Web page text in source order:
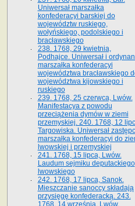
Uniwersał marszałka
konfederacyi barskiej do
województw ruskiego,
wołyńskiego, podolskiego i
bracławskiego
238. 1768, 29 kwietnia,
Podhajce. Uniwersał i
marszałka konfederacyi
województwa bracławskiego
wo­jewództwa kijowskiego i
ruskiego
239. 1768, 25 czerwca, Lwów.
Manifestacya z powodu
przeciążenia dymów w ziemi
przemyskiej. 240. 1768, 12
Targowiska. Uniwersał
marszałka konfederacyi do
lwowskiej i przemyskiej
241. 1768, 15 lipca, Lwów.
Laudum sejmiku deputackiego
lwowskiego
242. 1768, 17 lipca, Sanok.
Mieszczanie sanoccy składają
przysięgę konfederacką. 243.
1768, 14 września, Lwów.